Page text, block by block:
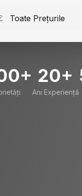
Toate Prețurile
20+
Ani Experiență